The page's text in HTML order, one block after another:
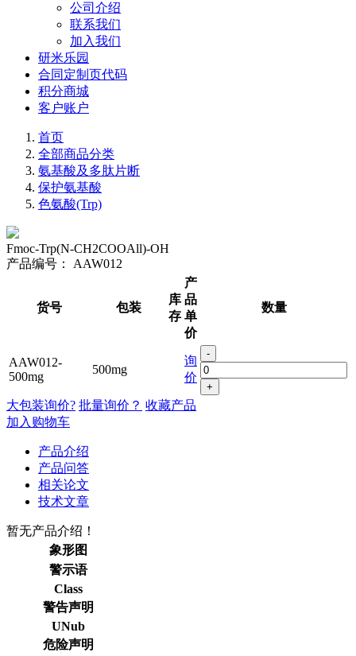
公司介绍
联系我们
加入我们
研米乐园
合同定制页代码
积分商城
客户账户
首页
全部商品分类
氨基酸及多肽片断
保护氨基酸
色氨酸(Trp)
Fmoc-Trp(N-CH2COOAll)-OH
产品编号：
AAW012
货号 包装
库
存
产
品
单
价
数量
AAW012-
500mg
500mg
询
价
-
+
大包装询价? 批量询价？ 收藏产品
加入购物车
产品介绍
产品问答
相关论文
技术文章
暂无产品介绍！
象形图
警示语
Class
警告声明
UNub
危险声明